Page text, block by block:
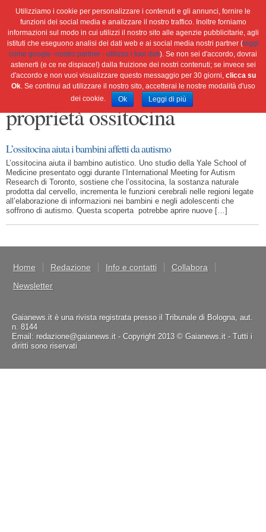
Home Ambiente Attualità
Cultura e società
Green economy
Salute Scienza&tec
Libri
Blog
Viaggi
proprietà ossitocina
L’ossitocina aiuta i bambini affetti da autismo
L’ossitocina aiuta il bambino autistico. Uno studio della Yale School of
Medicine presentato oggi durante l’International Meeting for Autism
Research di Toronto, sostiene che l’ossitocina, la sostanza naturale
prodotta dal cervello, incrementa le funzioni cerebrali nelle regioni legate
all’elaborazione di informazioni nei bambini e negli adolescenti che
soffrono di autismo. Questa scoperta potrebbe aprire nuove […]
Home Redazione Info e contatti
Collabora
Newsletter
Gaianews.it è una rivista registrata presso il Tribunale di Bologna, aut.
n. 8144
Email: redazione@gaianews.it - Copyright 2013 © Gaianews.it - Tutti i
diritti sono riservati
Utilizziamo i cookie per personalizzare i contenuti e gli annunci, fornire le
funzioni dei social media e analizzare il nostro traffico. Inoltre forniamo
informazioni sul modo in cui utilizzi il nostro sito alle agenzie pubblicitarie, agli
istituti che eseguono analisi dei dati web e ai social media nostri partner ( leggi
come google -nostro partner - utilizza i tuoi dati). Se non sei d'accordo, dovrai
astenerti (e ce ne dispiace!) dalla fruizione dei nostri contenuti; se invece sei
d'accordo e non vuoi visualizzare questo messaggio per 30 giorni, clicca su
Ok. Se continui ad utilizzare il nostro sito, accetterai le nostre modalità d'uso
dei cookie.
Ok Leggi di più